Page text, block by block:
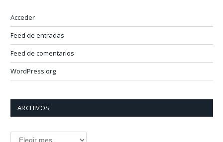
Acceder
Feed de entradas
Feed de comentarios
WordPress.org
ARCHIVOS
Archivos